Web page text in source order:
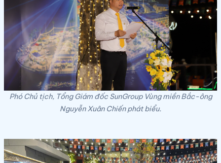
Phó Chủ tịch, Tổng Giám đốc SunGroup Vùng miền Bắc-ông
Nguyễn Xuân Chiến phát biểu.